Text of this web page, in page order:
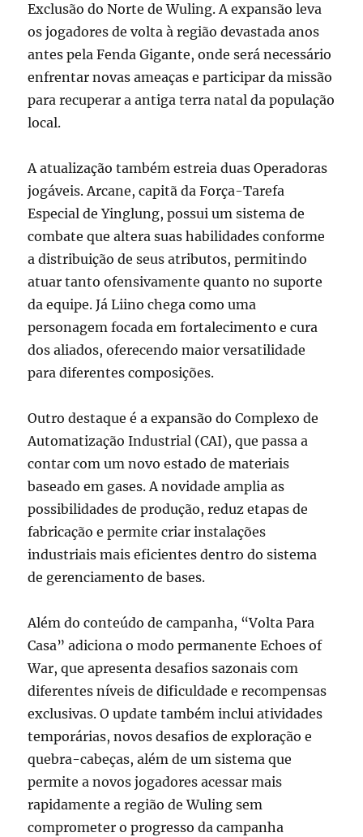
Exclusão do Norte de Wuling. A expansão leva
os jogadores de volta à região devastada anos
antes pela Fenda Gigante, onde será necessário
enfrentar novas ameaças e participar da missão
para recuperar a antiga terra natal da população
local.
A atualização também estreia duas Operadoras
jogáveis. Arcane, capitã da Força-Tarefa
Especial de Yinglung, possui um sistema de
combate que altera suas habilidades conforme
a distribuição de seus atributos, permitindo
atuar tanto ofensivamente quanto no suporte
da equipe. Já Liino chega como uma
personagem focada em fortalecimento e cura
dos aliados, oferecendo maior versatilidade
para diferentes composições.
Outro destaque é a expansão do Complexo de
Automatização Industrial (CAI), que passa a
contar com um novo estado de materiais
baseado em gases. A novidade amplia as
possibilidades de produção, reduz etapas de
fabricação e permite criar instalações
industriais mais eficientes dentro do sistema
de gerenciamento de bases.
Além do conteúdo de campanha, “Volta Para
Casa” adiciona o modo permanente Echoes of
War, que apresenta desafios sazonais com
diferentes níveis de dificuldade e recompensas
exclusivas. O update também inclui atividades
temporárias, novos desafios de exploração e
quebra-cabeças, além de um sistema que
permite a novos jogadores acessar mais
rapidamente a região de Wuling sem
comprometer o progresso da campanha